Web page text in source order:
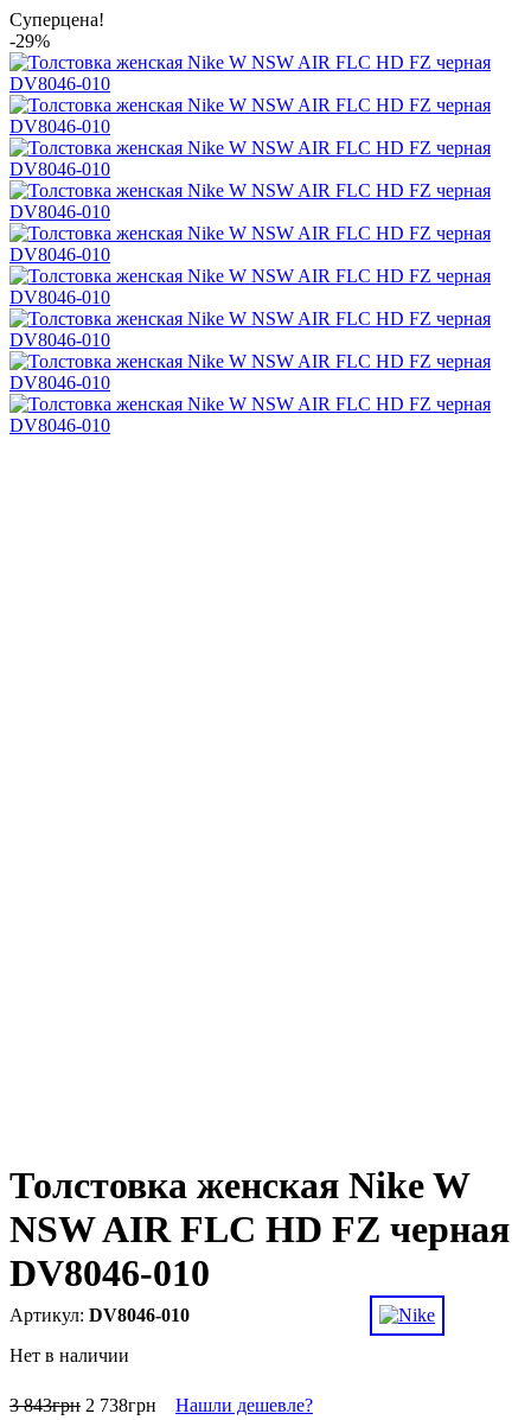
Суперцена!
-29%
Толстовка женская Nike W
NSW AIR FLC HD FZ черная
DV8046-010
DV8046-010
Нет в наличии
3 843грн 2 738грн
Нашли дешевле?